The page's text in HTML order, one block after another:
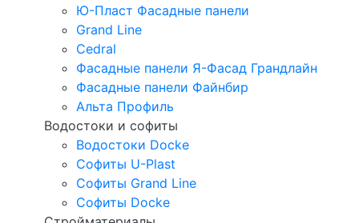
Ю-Пласт Фасадные панели
Grand Line
Cedral
Фасадные панели Я-Фасад Грандлайн
Фасадные панели Файнбир
Альта Профиль
Водостоки и софиты
Водостоки Docke
Софиты U-Plast
Софиты Grand Line
Софиты Docke